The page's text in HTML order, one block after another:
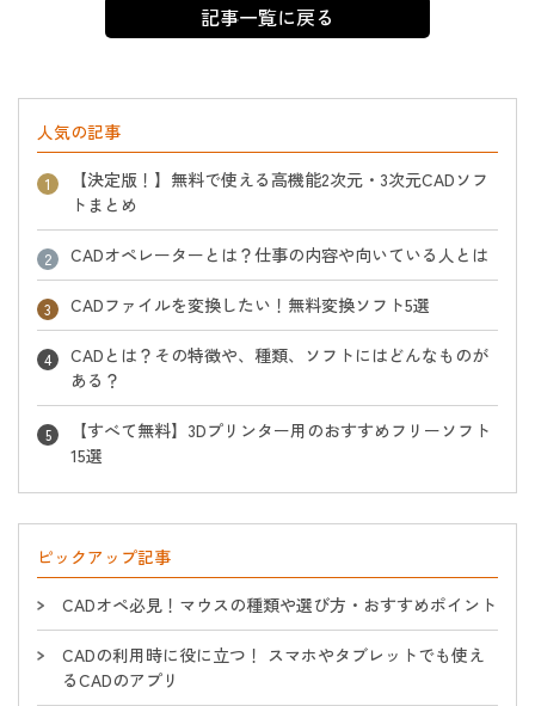
記事一覧に戻る
人気の記事
【決定版！】無料で使える高機能2次元・3次元CADソフ
トまとめ
CADオペレーターとは？仕事の内容や向いている人とは
CADファイルを変換したい！無料変換ソフト5選
CADとは？その特徴や、種類、ソフトにはどんなものが
ある？
【すべて無料】3Dプリンター用のおすすめフリーソフト
15選
ピックアップ記事
CADオペ必見！マウスの種類や選び方・おすすめポイント
CADの利用時に役に立つ！ スマホやタブレットでも使え
るCADのアプリ